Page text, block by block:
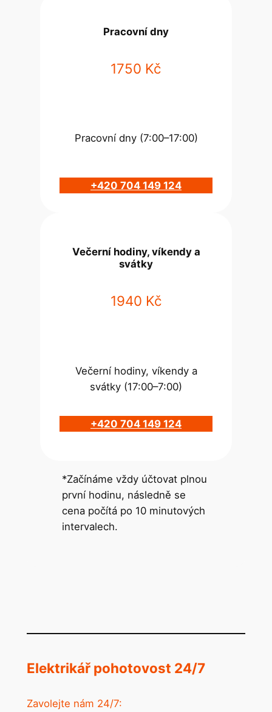
Pracovní dny
1750 Kč
Pracovní dny (7:00–17:00)
+420 704 149 124
Večerní hodiny, víkendy a
svátky
1940 Kč
Večerní hodiny, víkendy a
svátky (17:00–7:00)
+420 704 149 124
*Začínáme vždy účtovat plnou
první hodinu, následně se
cena počítá po 10 minutových
intervalech.
Elektrikář pohotovost 24/7
Zavolejte nám 24/7: